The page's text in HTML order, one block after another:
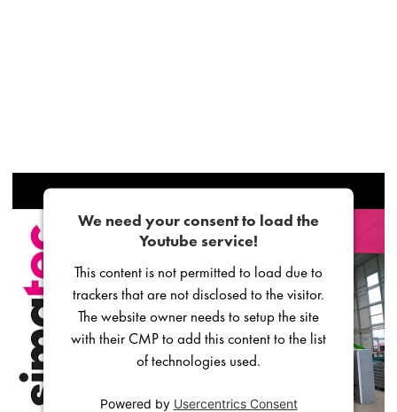
We need your consent to load the
Youtube service!
This content is not permitted to load due to
trackers that are not disclosed to the visitor.
The website owner needs to setup the site
with their CMP to add this content to the list
of technologies used.
Powered by Usercentrics Consent